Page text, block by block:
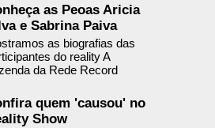
as Peoas Aricia
e Sabrina Paiva
as biografias das
do reality A
da Rede Record
quem 'causou' no
Show